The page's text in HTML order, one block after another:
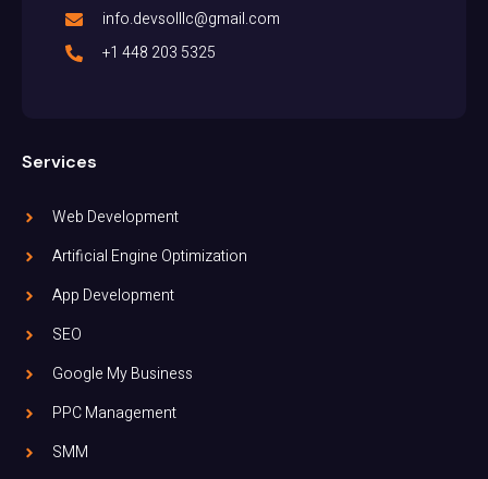
info.devsolllc@gmail.com
+1 448 203 5325
Services
Web Development
Artificial Engine Optimization
App Development
SEO
Google My Business
PPC Management
SMM